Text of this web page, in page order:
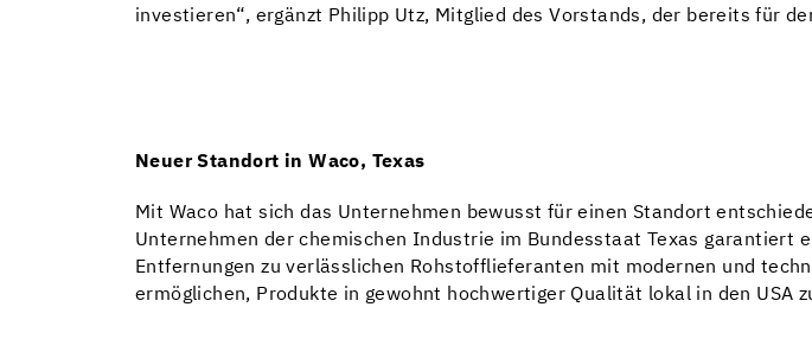
investieren“, ergänzt Philipp Utz, Mitglied des Vorstands, der bereits für
Neuer Standort in Waco, Texas
Mit Waco hat sich das Unternehmen bewusst für einen Standort
Unternehmen der chemischen Industrie im Bundesstaat Texas
Entfernungen zu verlässlichen Rohstofflieferanten mit modernen und
ermöglichen, Produkte in gewohnt hochwertiger Qualität lokal in den USA